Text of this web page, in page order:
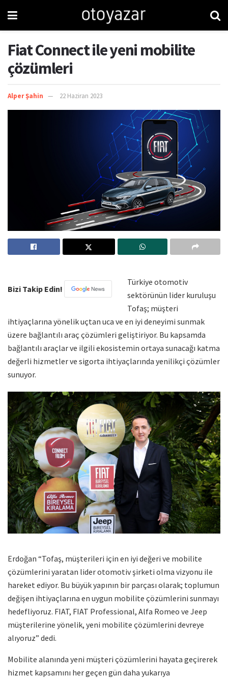
Fiat Connect ile yeni mobilite
çözümleri
Alper Şahin 22 Haziran 2023
Bizi Takip Edin!
Türkiye otomotiv
sektörünün lider kuruluşu
Tofaş; müşteri
ihtiyaçlarına yönelik uçtan uca ve en iyi deneyimi sunmak
üzere bağlantılı araç çözümleri geliştiriyor. Bu kapsamda
bağlantılı araçlar ve ilgili ekosistemin ortaya sunacağı katma
değerli hizmetler ve sigorta ihtiyaçlarında yenilikçi çözümler
sunuyor.
Erdoğan “Tofaş, müşterileri için en iyi değeri ve mobilite
çözümlerini yaratan lider otomotiv şirketi olma vizyonu ile
hareket ediyor. Bu büyük yapının bir parçası olarak; toplumun
değişen ihtiyaçlarına en uygun mobilite çözümlerini sunmayı
hedefliyoruz. FIAT, FIAT Professional, Alfa Romeo ve Jeep
müşterilerine yönelik, yeni mobilite çözümlerini devreye
alıyoruz” dedi.
Mobilite alanında yeni müşteri çözümlerini hayata geçirerek
hizmet kapsamını her geçen gün daha yukarıya